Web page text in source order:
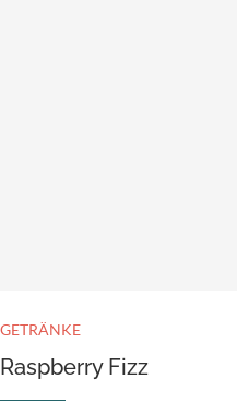
GETRÄNKE
Raspberry Fizz